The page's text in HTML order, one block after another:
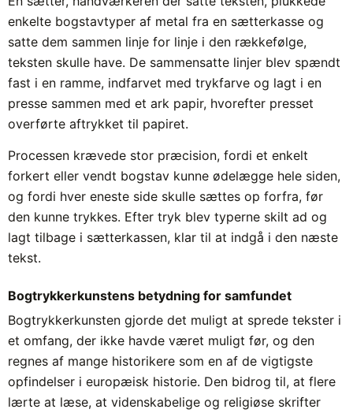
enkelte bogstavtyper af metal fra en sætterkasse og
satte dem sammen linje for linje i den rækkefølge,
teksten skulle have. De sammensatte linjer blev spændt
fast i en ramme, indfarvet med trykfarve og lagt i en
presse sammen med et ark papir, hvorefter presset
overførte aftrykket til papiret.
Processen krævede stor præcision, fordi et enkelt
forkert eller vendt bogstav kunne ødelægge hele siden,
og fordi hver eneste side skulle sættes op forfra, før
den kunne trykkes. Efter tryk blev typerne skilt ad og
lagt tilbage i sætterkassen, klar til at indgå i den næste
tekst.
Bogtrykkerkunstens betydning for samfundet
Bogtrykkerkunsten gjorde det muligt at sprede tekster i
et omfang, der ikke havde været muligt før, og den
regnes af mange historikere som en af de vigtigste
opfindelser i europæisk historie. Den bidrog til, at flere
lærte at læse, at videnskabelige og religiøse skrifter